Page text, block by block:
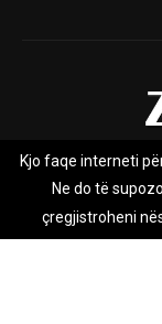
Rreth nesh
Zhurnal.mk është
Kjo faqe interneti
Ne do të
çregjistroheni